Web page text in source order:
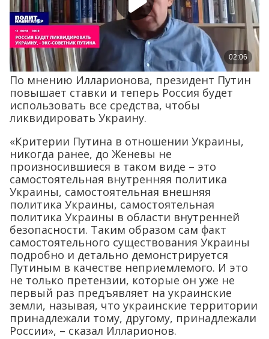
По мнению Илларионова, президент Путин
повышает ставки и теперь Россия будет
использовать все средства, чтобы
ликвидировать Украину.
«Критерии Путина в отношении Украины,
никогда ранее, до Женевы не
произносившиеся в таком виде – это
самостоятельная внутренняя политика
Украины, самостоятельная внешняя
политика Украины, самостоятельная
политика Украины в области внутренней
безопасности. Таким образом сам факт
самостоятельного существования Украины
подробно и детально демонстрируется
Путиным в качестве неприемлемого. И это
не только претензии, которые он уже не
первый раз предъявляет на украинские
земли, называя, что украинские территории
принадлежали тому, другому, принадлежали
России», – сказал Илларионов.